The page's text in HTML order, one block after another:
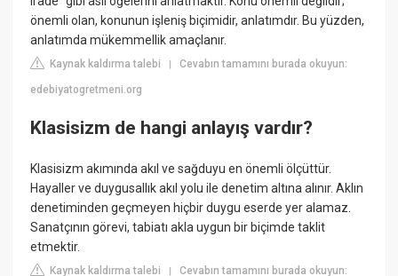
önemli olan, konunun işleniş biçimidir, anlatımdır. Bu yüzden,
anlatımda mükemmellik amaçlanır.
Kaynak kaldırma talebi |Cevabın tamamını burada okuyun:
edebiyatogretmeni.org
Klasisizm de hangi anlayış vardır?
Klasisizm akımında akıl ve sağduyu en önemli ölçüttür.
Hayaller ve duygusallık akıl yolu ile denetim altına alınır. Aklın
denetiminden geçmeyen hiçbir duygu eserde yer alamaz.
Sanatçının görevi, tabiatı akla uygun bir biçimde taklit
etmektir.
Kaynak kaldırma talebi |Cevabın tamamını burada okuyun: